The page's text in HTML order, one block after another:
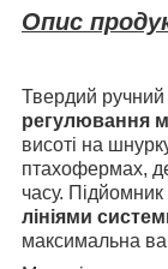
Опис
Твердий ручний
регулювання
висоті на
птахофермах,
часу.
лініями
максимальна